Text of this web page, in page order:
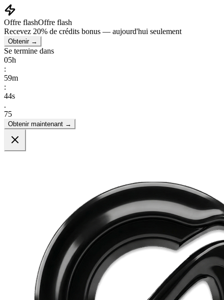
Offre flashOffre flash
Recevez 20% de crédits bonus — aujourd'hui seulement
Obtenir →
Se termine dans
05h
:
59m
:
43s
.
06
Obtenir maintenant →